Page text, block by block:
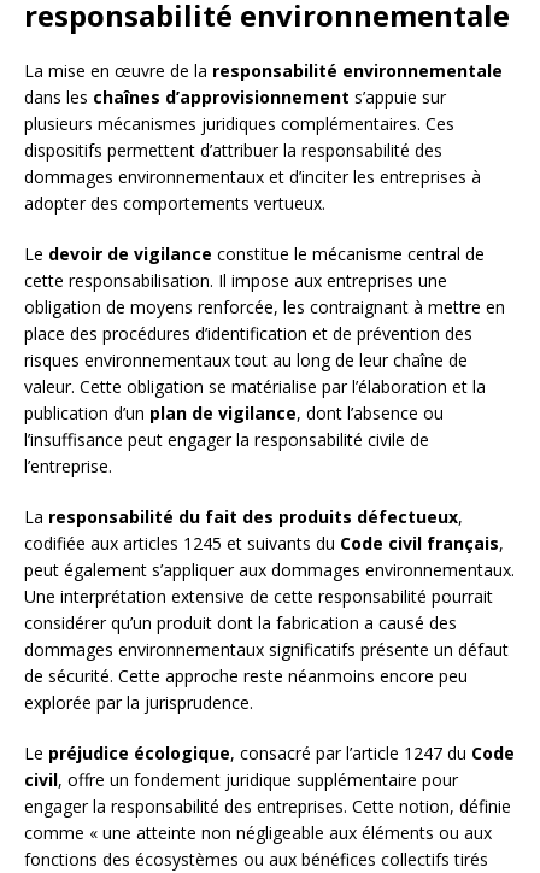
responsabilité environnementale
La mise en œuvre de la responsabilité environnementale
dans les chaînes d’approvisionnement s’appuie sur
plusieurs mécanismes juridiques complémentaires. Ces
dispositifs permettent d’attribuer la responsabilité des
dommages environnementaux et d’inciter les entreprises à
adopter des comportements vertueux.
Le devoir de vigilance constitue le mécanisme central de
cette responsabilisation. Il impose aux entreprises une
obligation de moyens renforcée, les contraignant à mettre en
place des procédures d’identification et de prévention des
risques environnementaux tout au long de leur chaîne de
valeur. Cette obligation se matérialise par l’élaboration et la
publication d’un plan de vigilance, dont l’absence ou
l’insuffisance peut engager la responsabilité civile de
l’entreprise.
La responsabilité du fait des produits défectueux,
codifiée aux articles 1245 et suivants du Code civil français,
peut également s’appliquer aux dommages environnementaux.
Une interprétation extensive de cette responsabilité pourrait
considérer qu’un produit dont la fabrication a causé des
dommages environnementaux significatifs présente un défaut
de sécurité. Cette approche reste néanmoins encore peu
explorée par la jurisprudence.
Le préjudice écologique, consacré par l’article 1247 du Code
civil, offre un fondement juridique supplémentaire pour
engager la responsabilité des entreprises. Cette notion, définie
comme « une atteinte non négligeable aux éléments ou aux
fonctions des écosystèmes ou aux bénéfices collectifs tirés